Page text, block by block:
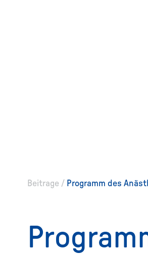
Beitrage / Programm des